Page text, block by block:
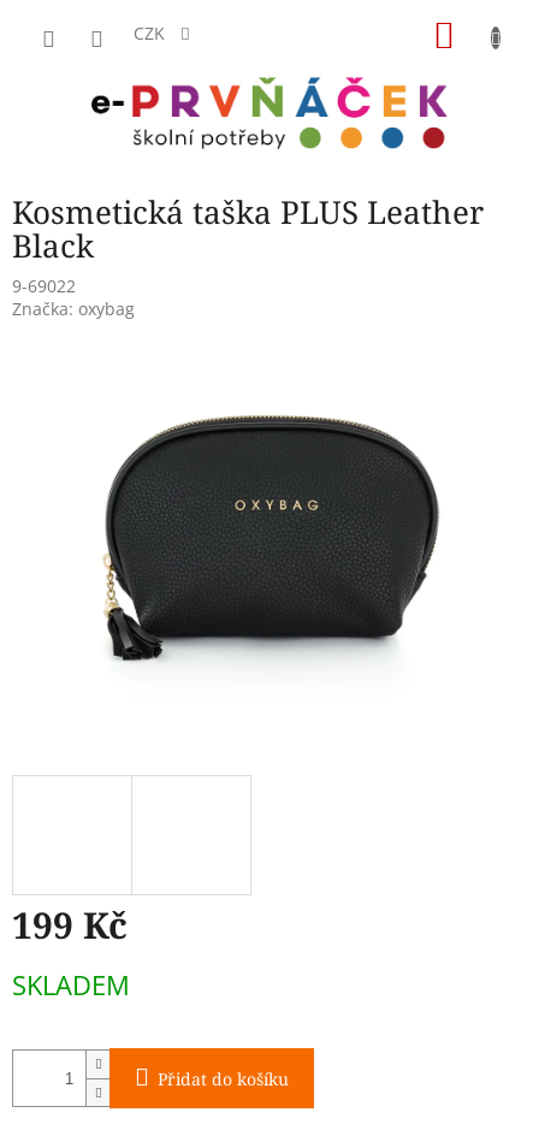
CZK
Kosmetická taška PLUS Leather
Black
9-69022
Značka: oxybag
199 Kč
cena:
SKLADEM
Přidat do košíku